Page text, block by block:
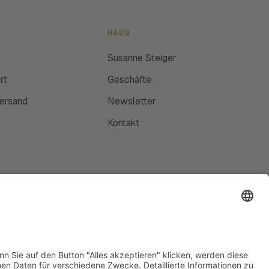
HAUS
Susanne Steiger
Geschäfte
Newsletter
Kontakt